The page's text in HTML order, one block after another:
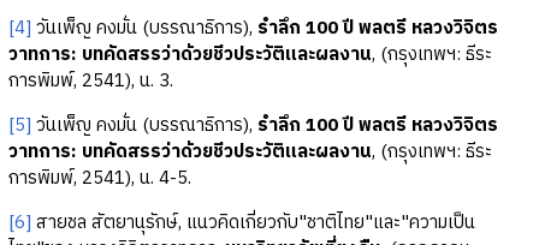
[4] วันเพ็ญ คงมั่น (บรรณาธิการ), รำลึก 100 ปี พลตรี หลวงวิจิตร
วาทการ: บทคัดสรรว่าด้วยชีวประวัติและผลงาน, (กรุงเทพฯ: ธีระ
การพิมพ์, 2541), น. 3.
[5] วันเพ็ญ คงมั่น (บรรณาธิการ), รำลึก 100 ปี พลตรี หลวงวิจิตร
วาทการ: บทคัดสรรว่าด้วยชีวประวัติและผลงาน, (กรุงเทพฯ: ธีระ
การพิมพ์, 2541), น. 4-5.
[6] สายชล สัตยานุรักษ์, แนวคิดเกี่ยวกับ"ชาติไทย"และ"ความเป็น